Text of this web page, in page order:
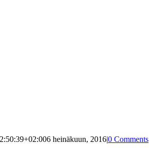
6 heinäkuun, 2016|0 Comments